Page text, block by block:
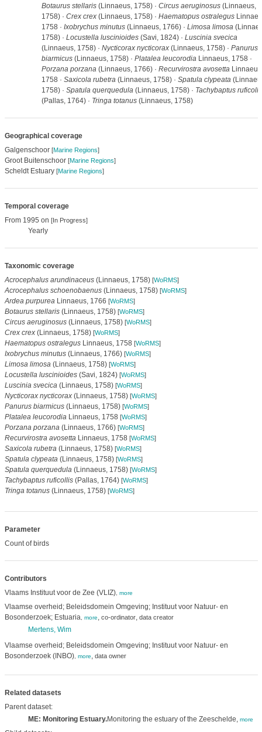
Botaurus stellaris(Linnaeus, 1758) · Circus aeruginosus(Linnaeus,
1758) · Crex crex(Linnaeus, 1758) · Haematopus ostralegus
1758 · Ixobrychus minutus(Linnaeus, 1766) · Limosa limosa
1758) · Locustella luscinioides(Savi, 1824) · Luscinia svecica
(Linnaeus, 1758) · Nycticorax nycticorax(Linnaeus, 1758) · Panurus
biarmicus(Linnaeus, 1758) · Platalea leucorodiaLinnaeus, 1758 ·
Porzana porzana(Linnaeus, 1766) · Recurvirostra avosetta
1758 · Saxicola rubetra(Linnaeus, 1758) · Spatula clypeata
1758) · Spatula querquedula(Linnaeus, 1758) · Tachybaptus
(Pallas, 1764) · Tringa totanus(Linnaeus, 1758)
Geographical coverage
Galgenschoor [Marine Regions]
Groot Buitenschoor [Marine Regions]
Scheldt Estuary [Marine Regions]
Temporal coverage
From 1995 on [In Progress]
Yearly
Taxonomic coverage
Acrocephalus arundinaceus(Linnaeus, 1758) [WoRMS]
Acrocephalus schoenobaenus(Linnaeus, 1758) [WoRMS]
Ardea purpureaLinnaeus, 1766 [WoRMS]
Botaurus stellaris(Linnaeus, 1758) [WoRMS]
Circus aeruginosus(Linnaeus, 1758) [WoRMS]
Crex crex(Linnaeus, 1758) [WoRMS]
Haematopus ostralegusLinnaeus, 1758 [WoRMS]
Ixobrychus minutus(Linnaeus, 1766) [WoRMS]
Limosa limosa(Linnaeus, 1758) [WoRMS]
Locustella luscinioides(Savi, 1824) [WoRMS]
Luscinia svecica(Linnaeus, 1758) [WoRMS]
Nycticorax nycticorax(Linnaeus, 1758) [WoRMS]
Panurus biarmicus(Linnaeus, 1758) [WoRMS]
Platalea leucorodiaLinnaeus, 1758 [WoRMS]
Porzana porzana(Linnaeus, 1766) [WoRMS]
Recurvirostra avosettaLinnaeus, 1758 [WoRMS]
Saxicola rubetra(Linnaeus, 1758) [WoRMS]
Spatula clypeata(Linnaeus, 1758) [WoRMS]
Spatula querquedula(Linnaeus, 1758) [WoRMS]
Tachybaptus ruficollis(Pallas, 1764) [WoRMS]
Tringa totanus(Linnaeus, 1758) [WoRMS]
Parameter
Count of birds
Contributors
Vlaams Instituut voor de Zee (VLIZ), more
Vlaamse overheid; Beleidsdomein Omgeving; Instituut voor Natuur- en
Bosonderzoek; Estuaria more, co-ordinator, data creator
Mertens, Wim
Vlaamse overheid; Beleidsdomein Omgeving; Instituut voor Natuur- en
Bosonderzoek (INBO), more, data owner
Related datasets
Parent dataset:
ME: Monitoring Estuary.Monitoring the estuary of the Zeeschelde, more